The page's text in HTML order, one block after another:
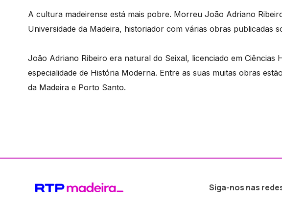
A cultura madeirense está mais pobre. Morreu João Adriano
Universidade da Madeira, historiador com várias obras publicadas
João Adriano Ribeiro era natural do Seixal, licenciado em Ciências
especialidade de História Moderna. Entre as suas muitas obras
da Madeira e Porto Santo.
Siga-nos nas